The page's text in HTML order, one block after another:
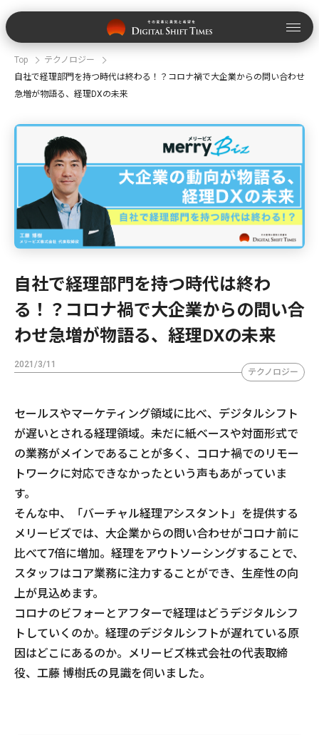
Top
テクノロジー
自社で経理部門を持つ時代は終わる！？コロナ禍で大企業からの問い合わせ
急増が物語る、経理DXの未来
自社で経理部門を持つ時代は終わ
る！？コロナ禍で大企業からの問い合
わせ急増が物語る、経理DXの未来
2021/3/11
テクノロジー
セールスやマーケティング領域に比べ、デジタルシフト
が遅いとされる経理領域。未だに紙ベースや対面形式で
の業務がメインであることが多く、コロナ禍でのリモー
トワークに対応できなかったという声もあがっていま
す。
そんな中、「バーチャル経理アシスタント」を提供する
メリービズでは、大企業からの問い合わせがコロナ前に
比べて7倍に増加。経理をアウトソーシングすることで、
スタッフはコア業務に注力することができ、生産性の向
上が見込めます。
コロナのビフォーとアフターで経理はどうデジタルシフ
トしていくのか。経理のデジタルシフトが遅れている原
因はどこにあるのか。メリービズ株式会社の代表取締
役、工藤 博樹氏の見識を伺いました。